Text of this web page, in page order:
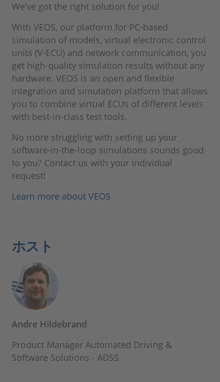
We’ve got the right solution for you!
With VEOS, our platform for PC-based
simulation of models, virtual electronic control
units (V-ECU) and network communication, you
get high-quality simulation results without any
hardware. VEOS is an open and flexible
integration and simulation platform that allows
you to combine virtual ECUs of different levels
with best-in-class test tools.
No more struggling with setting up your
software-in-the-loop simulations sounds good
to you? Contact us with your individual
request!
Learn more about VEOS
ホスト
Andre Hildebrand
Product Manager Automated Driving &
Software Solutions - ADSS